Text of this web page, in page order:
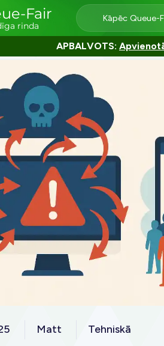
Fair
rinda
Kāpēc Queue-
APBALVOTS:
Matt Tehniskā